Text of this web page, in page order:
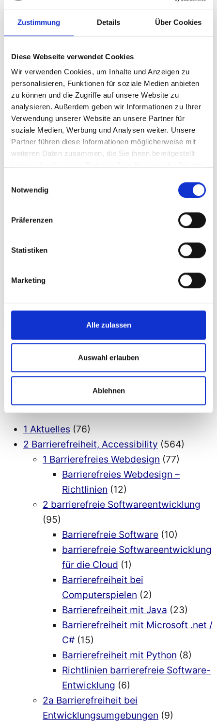
Zustimmung Details Über Cookies
Diese Webseite verwendet Cookies
Wir verwenden Cookies, um Inhalte und Anzeigen zu
personalisieren, Funktionen für soziale Medien anbieten
zu können und die Zugriffe auf unsere Website zu
analysieren. Außerdem geben wir Informationen zu Ihrer
Verwendung unserer Website an unsere Partner für
soziale Medien, Werbung und Analysen weiter. Unsere
Partner führen diese Informationen möglicherweise mit
weiteren Daten zusammen, die Sie ihnen bereitgestellt
Notwendig
Präferenzen
Statistiken
Marketing
Alle zulassen
Auswahl erlauben
Ablehnen
        </li>
        <li>
          <a href="index.html"
class="buchstabe_unterstreichen">&Uuml;
</span>ber uns</a>
        </li>
        <li>
          <a href="index.html"
accesskey="k"><span
class="buchstabe_unterstreichen">K</span>on
takt</a>
für
Webseite
weiterlesen
Suche
nach:
Suchen
1 Aktuelles (76)
2 Barrierefreiheit, Accessibility (564)
1 Barrierefreies Webdesign (77)
Barrierefreies Webdesign –
Richtlinien (12)
2 barrierefreie Softwareentwicklung
(95)
Barrierefreie Software (10)
barrierefreie Softwareentwicklung
für die Cloud (1)
Barrierefreiheit bei
Computerspielen (2)
Barrierefreiheit mit Java (23)
Barrierefreiheit mit Microsoft .net /
C# (15)
Barrierefreiheit mit Python (8)
Richtlinien barrierefreie Software-
Entwicklung (6)
2a Barrierefreiheit bei
Entwicklungsumgebungen (9)